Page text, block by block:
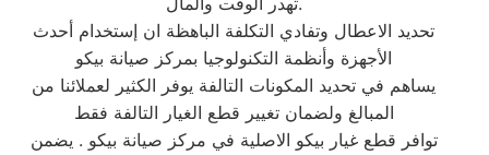
تحديد الاعطال وتفادي التكلفة الباهظة ان إستخدام أحدث
الأجهزة وأنظمة التكنولوجيا بمركز صيانة بيكو
يساهم في تحديد المكونات التالفة يوفر الكثير لعملائنا من
المبالغ ولضمان تغيير قطع الغيار التالفة فقط
توافر قطع غيار بيكو الاصلية في مركز صيانة بيكو . يضمن